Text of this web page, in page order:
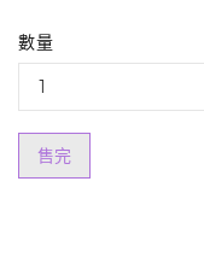
數量
售完